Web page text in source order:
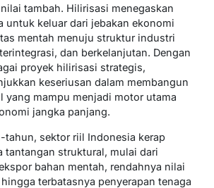
tambah. Hilirisasi menegaskan
untuk keluar dari jebakan ekonomi
mentah menuju struktur industri
dan berkelanjutan. Dengan
proyek hilirisasi strategis,
keseriusan dalam membangun
yang mampu menjadi motor utama
jangka panjang.
tahun, sektor riil Indonesia kerap
tantangan struktural, mulai dari
bahan mentah, rendahnya nilai
terbatasnya penyerapan tenaga